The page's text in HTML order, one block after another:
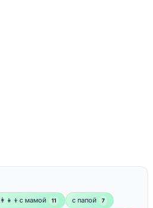
👩‍👧‍👦с мамой 11 ‍с папой 7